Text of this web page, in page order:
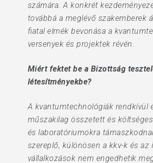
számára. A konkrét
továbbá a meglévő szakemberek
fiatal elmék bevonása a
versenyek és projektek révén.
Miért fektet be a Bizottság
létesítményekbe?
A kvantumtechnológiák rendkívül
műszakilag összetett és
és laboratóriumokra
szereplő, különösen a kkv-k és az
vállalkozások nem engedhetik